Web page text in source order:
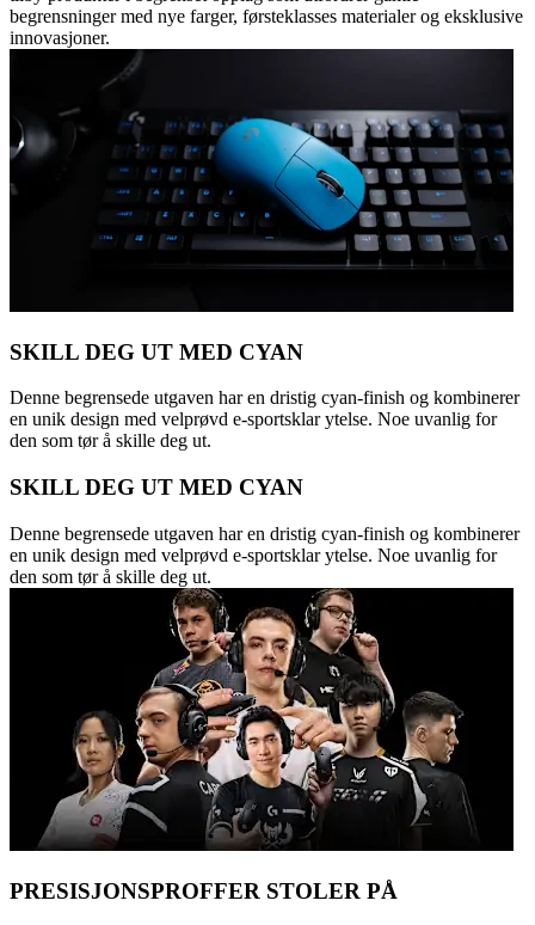
begrensninger med nye farger, førsteklasses materialer og eksklusive
innovasjoner.
SKILL DEG UT MED CYAN
Denne begrensede utgaven har en dristig cyan-finish og kombinerer
en unik design med velprøvd e-sportsklar ytelse. Noe uvanlig for
den som tør å skille deg ut.
SKILL DEG UT MED CYAN
Denne begrensede utgaven har en dristig cyan-finish og kombinerer
en unik design med velprøvd e-sportsklar ytelse. Noe uvanlig for
den som tør å skille deg ut.
PRESISJONSPROFFER STOLER PÅ